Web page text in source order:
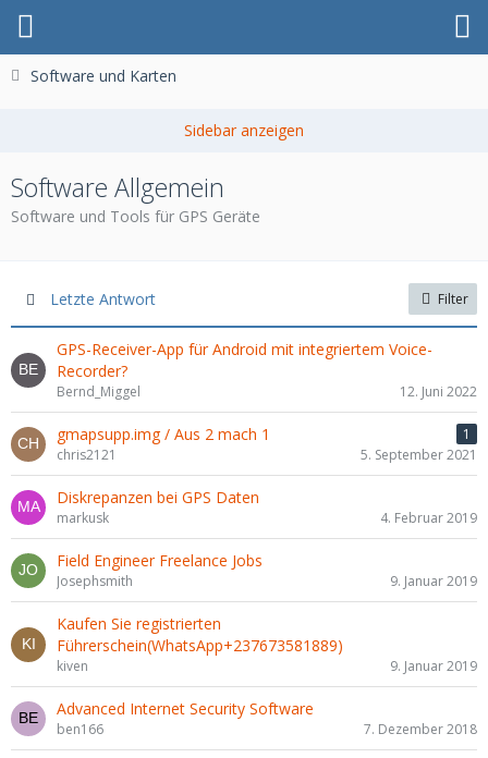
Software und Karten
Software Allgemein
Software und Tools für GPS Geräte
Letzte Antwort Filter
GPS-Receiver-App für Android mit integriertem Voice-
Recorder?
Bernd_Miggel 12. Juni 2022
gmapsupp.img / Aus 2 mach 1
1
chris2121
5. September 2021
Diskrepanzen bei GPS Daten
markusk 4. Februar 2019
Field Engineer Freelance Jobs
Josephsmith 9. Januar 2019
Kaufen Sie registrierten
Führerschein(WhatsApp+237673581889)
kiven 9. Januar 2019
Advanced Internet Security Software
ben166 7. Dezember 2018